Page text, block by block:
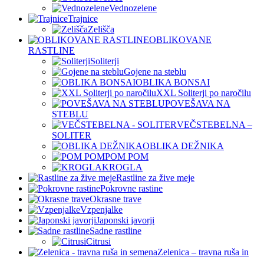
Vednozelene
Trajnice
Zelišča
OBLIKOVANE
RASTLINE
Soliterji
Gojene na steblu
OBLIKA BONSAI
XXL Soliterji po naročilu
POVEŠAVA NA
STEBLU
VEČSTEBELNA –
SOLITER
OBLIKA DEŽNIKA
POM POM
KROGLA
Rastline za žive meje
Pokrovne rastine
Okrasne trave
Vzpenjalke
Japonski javorji
Sadne rastline
Citrusi
Zelenica – travna ruša in